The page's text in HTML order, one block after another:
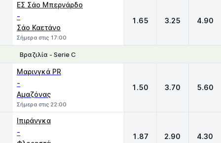
ΕΣ Σάο Μπερνάρδο
-
Σάο Καετάνο
Σήμερα στις 17:00
1.65 3.25 4.90
Βραζιλία - Serie C
Μαρινγκά PR
-
Αμαζόνας
Σήμερα στις 22:00
1.50 3.70 5.60
Ιπιράνγκα
- 1.87 2.90 4.30